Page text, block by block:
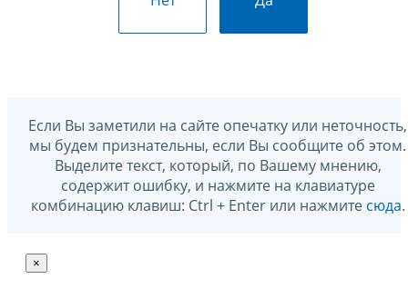
Если Вы заметили на сайте опечатку или неточность,
мы будем признательны, если Вы сообщите об этом.
Выделите текст, который, по Вашему мнению,
содержит ошибку, и нажмите на клавиатуре
комбинацию клавиш: Ctrl + Enter или нажмите сюда.
×